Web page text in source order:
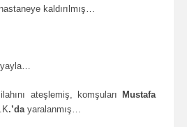
kaldırılmış…
yayla…
ateşlemiş, komşuları
Mustafa
.’dayaralanmış…